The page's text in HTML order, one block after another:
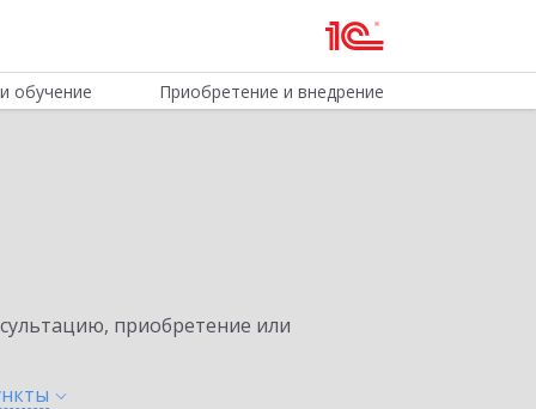
обучение Приобретение и внедрение
приобретение или